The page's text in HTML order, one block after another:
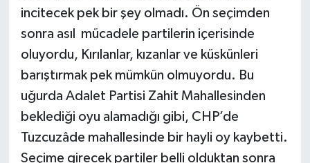
incitecek pek bir şey olmadı. Ön seçimden
sonra asıl mücadele partilerin içerisinde
oluyordu, Kırılanlar, kızanlar ve küskünleri
barıştırmak pek mümkün olmuyordu. Bu
uğurda Adalet Partisi Zahit Mahallesinden
beklediği oyu alamadığı gibi, CHP’de
Tuzcuzâde mahallesinde bir hayli oy kaybetti.
Seçime girecek partiler belli olduktan sonra